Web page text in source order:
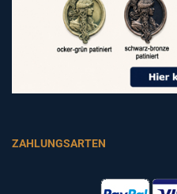
ZAHLUNGSARTEN